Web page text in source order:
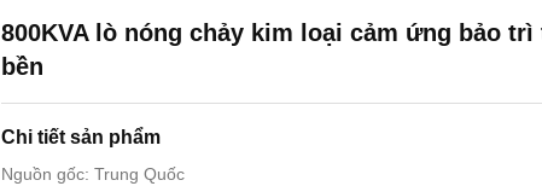
800KVA lò nóng chảy kim loại cảm ứng bảo trì
bền
Chi tiết sản phẩm
Nguồn gốc: Trung Quốc